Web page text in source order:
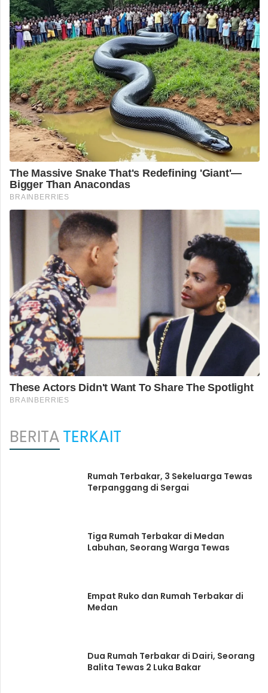
BERITATERKAIT
Rumah Terbakar, 3 Sekeluarga Tewas
Terpanggang di Sergai
Tiga Rumah Terbakar di Medan
Labuhan, Seorang Warga Tewas
Empat Ruko dan Rumah Terbakar di
Medan
Dua Rumah Terbakar di Dairi, Seorang
Balita Tewas 2 Luka Bakar